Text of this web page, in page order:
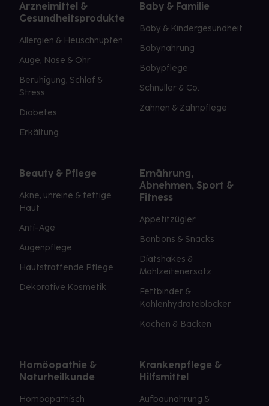
Arzneimittel &
Gesundheitsprodukte
Allergien & Heuschnupfen
Auge, Nase & Ohr
Beruhigung, Schlaf &
Stress
Diabetes
Erkältung
Baby & Familie
Baby & Kindergesundheit
Babynahrung
Babypflege
Schnuller & Co.
Zahnen & Zahnpflege
Beauty & Pflege
Akne, unreine & fettige
Haut
Anti-Age
Augenpflege
Hautstraffende Pflege
Dekorative Kosmetik
Ernährung,
Abnehmen, Sport &
Fitness
Appetitzügler
Bonbons & Snacks
Diätshakes &
Mahlzeitenersatz
Fettbinder &
Kohlenhydrateblocker
Kochen & Backen
Homöopathie &
Naturheilkunde
Homöopathisch
Krankenpflege &
Hilfsmittel
Aufbaunahrung &